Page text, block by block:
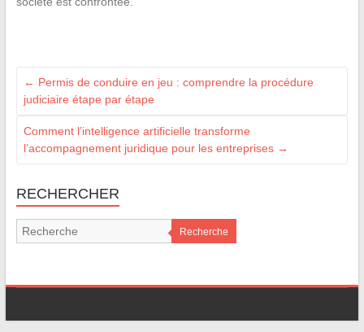
← Permis de conduire en jeu : comprendre la procédure
judiciaire étape par étape
Comment l’intelligence artificielle transforme
l’accompagnement juridique pour les entreprises →
RECHERCHER
Recherche